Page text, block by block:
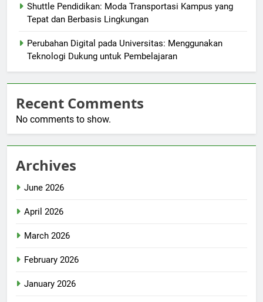
Shuttle Pendidikan: Moda Transportasi Kampus yang
Tepat dan Berbasis Lingkungan
Perubahan Digital pada Universitas: Menggunakan
Teknologi Dukung untuk Pembelajaran
Recent Comments
No comments to show.
Archives
June 2026
April 2026
March 2026
February 2026
January 2026